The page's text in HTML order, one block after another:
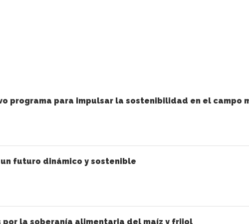
programa para impulsar la sostenibilidad en el campo
futuro dinámico y sostenible
por la soberanía alimentaria del maíz y frijol